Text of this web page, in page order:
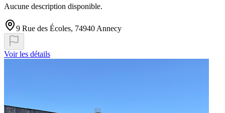
Aucune description disponible.
9 Rue des Écoles, 74940 Annecy
Voir les détails